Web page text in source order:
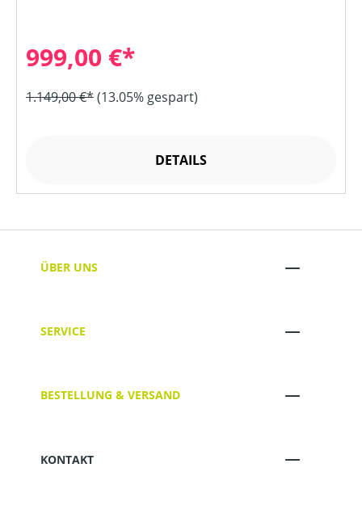
999,00 €*
1.149,00 €*(13.05% gespart)
DETAILS
ÜBER UNS
SERVICE
BESTELLUNG & VERSAND
KONTAKT